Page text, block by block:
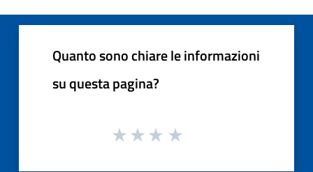
Quanto sono chiare le informazioni
su questa pagina?